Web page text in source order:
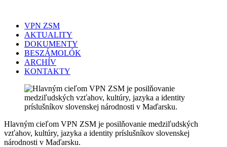
VPN ZSM
AKTUALITY
DOKUMENTY
BESZÁMOLÓK
ARCHÍV
KONTAKTY
Hlavným cieľom VPN ZSM je posilňovanie medziľudských
vzťahov, kultúry, jazyka a identity príslušníkov slovenskej
národnosti v Maďarsku.